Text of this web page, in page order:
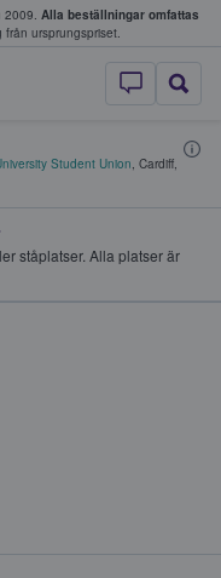
2009. Alla beställningar omfattas
från ursprungspriset.
StubHub – där
Student Union, Cardiff,
ståplatser. Alla platser är